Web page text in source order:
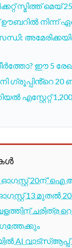
ഊബറിൽ നിന്ന്
ഈ 5
ഗ്രൂപ്പിൻ്റെ
എസ്റ്റേറ്റ്
20ന് ‘ഐ
13 മുതൽ
ചരിത്ര
വാട്സ്ആപ്പ്